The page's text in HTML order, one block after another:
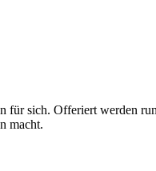
für sich. Offeriert werden
macht.